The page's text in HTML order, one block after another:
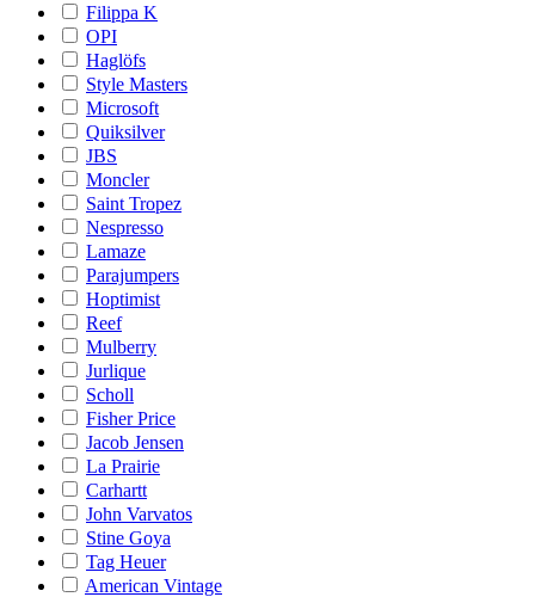
Filippa K
OPI
Haglöfs
Style Masters
Microsoft
Quiksilver
JBS
Moncler
Saint Tropez
Nespresso
Lamaze
Parajumpers
Hoptimist
Reef
Mulberry
Jurlique
Scholl
Fisher Price
Jacob Jensen
La Prairie
Carhartt
John Varvatos
Stine Goya
Tag Heuer
American Vintage